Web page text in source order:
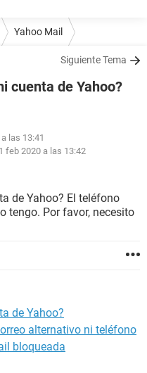
Yahoo Mail
Siguiente Tema
cuenta de Yahoo?
las 13:41
feb 2020 a las 13:42
de Yahoo? El teléfono
tengo. Por favor, necesito
de Yahoo?
alternativo ni teléfono
bloqueada